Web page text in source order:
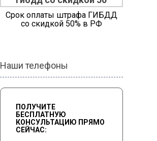
Срок оплаты штрафа ГИБДД
со скидкой 50% в РФ
Наши телефоны
ПОЛУЧИТЕ
БЕСПЛАТНУЮ
КОНСУЛЬТАЦИЮ ПРЯМО
СЕЙЧАС: